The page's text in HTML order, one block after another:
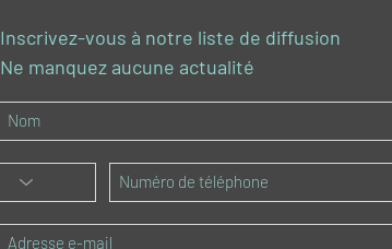
Inscrivez-vous à notre liste de diffusion
Ne manquez aucune actualité